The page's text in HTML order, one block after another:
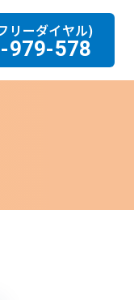
リーダイヤル)
979-578